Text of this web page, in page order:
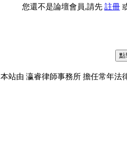
您還不是論壇會員,請先 註冊
本站由 瀛睿律師事務所 擔任常年法